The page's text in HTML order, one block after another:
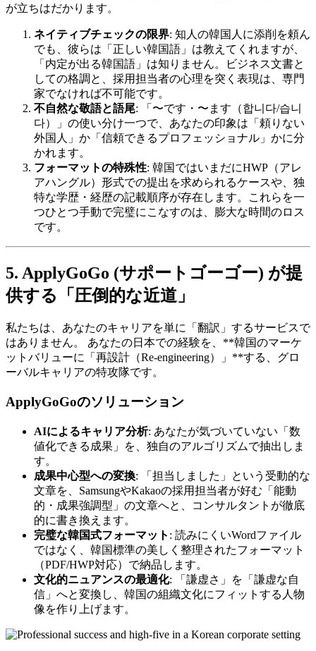
が立ちはだかります。
ネイティブチェックの限界: 知人の韓国人に添削を頼ん
でも、彼らは「正しい韓国語」は教えてくれますが、
「内定が出る韓国語」は知りません。ビジネス文書と
しての格調と、採用担当者の心理を突く表現は、専門
家でなければ不可能です。
不自然な敬語と語尾: 「〜です・〜ます（합니다/습니
다）」の使い分け一つで、あなたの印象は「頼りない
外国人」か「信頼できるプロフェッショナル」かに分
かれます。
フォーマットの特殊性: 韓国ではいまだにHWP（アレ
アハングル）形式での提出を求められるケースや、独
特な学歴・経歴の記載順序が存在します。これらを一
つひとつ手動で完璧にこなすのは、膨大な時間のロス
です。
5. ApplyGoGo (サポートゴーゴー) が提
供する「圧倒的な近道」
私たちは、あなたのキャリアを単に「翻訳」するサービスで
はありません。 あなたの日本での経験を、**韓国のマーケ
ットバリューに「再設計（Re-engineering）」**する、グロ
ーバルキャリアの特攻隊です。
ApplyGoGoのソリューション
AIによるキャリア分析: あなたが気づいていない「数
値化できる成果」を、独自のアルゴリズムで抽出しま
す。
成果中心型への変換: 「担当しました」という受動的な
文章を、SamsungやKakaoの採用担当者が好む「能動
的・成果強調型」の文章へと、コンサルタントが徹底
的に書き換えます。
完璧な韓国式フォーマット : 読みにくいWordファイル
ではなく、韓国標準の美しく整理されたフォーマット
（PDF/HWP対応）で納品します。
文化的ニュアンスの最適化: 「謙虚さ」を「謙虚な自
信」へと変換し、韓国の組織文化にフィットする人物
像を作り上げます。